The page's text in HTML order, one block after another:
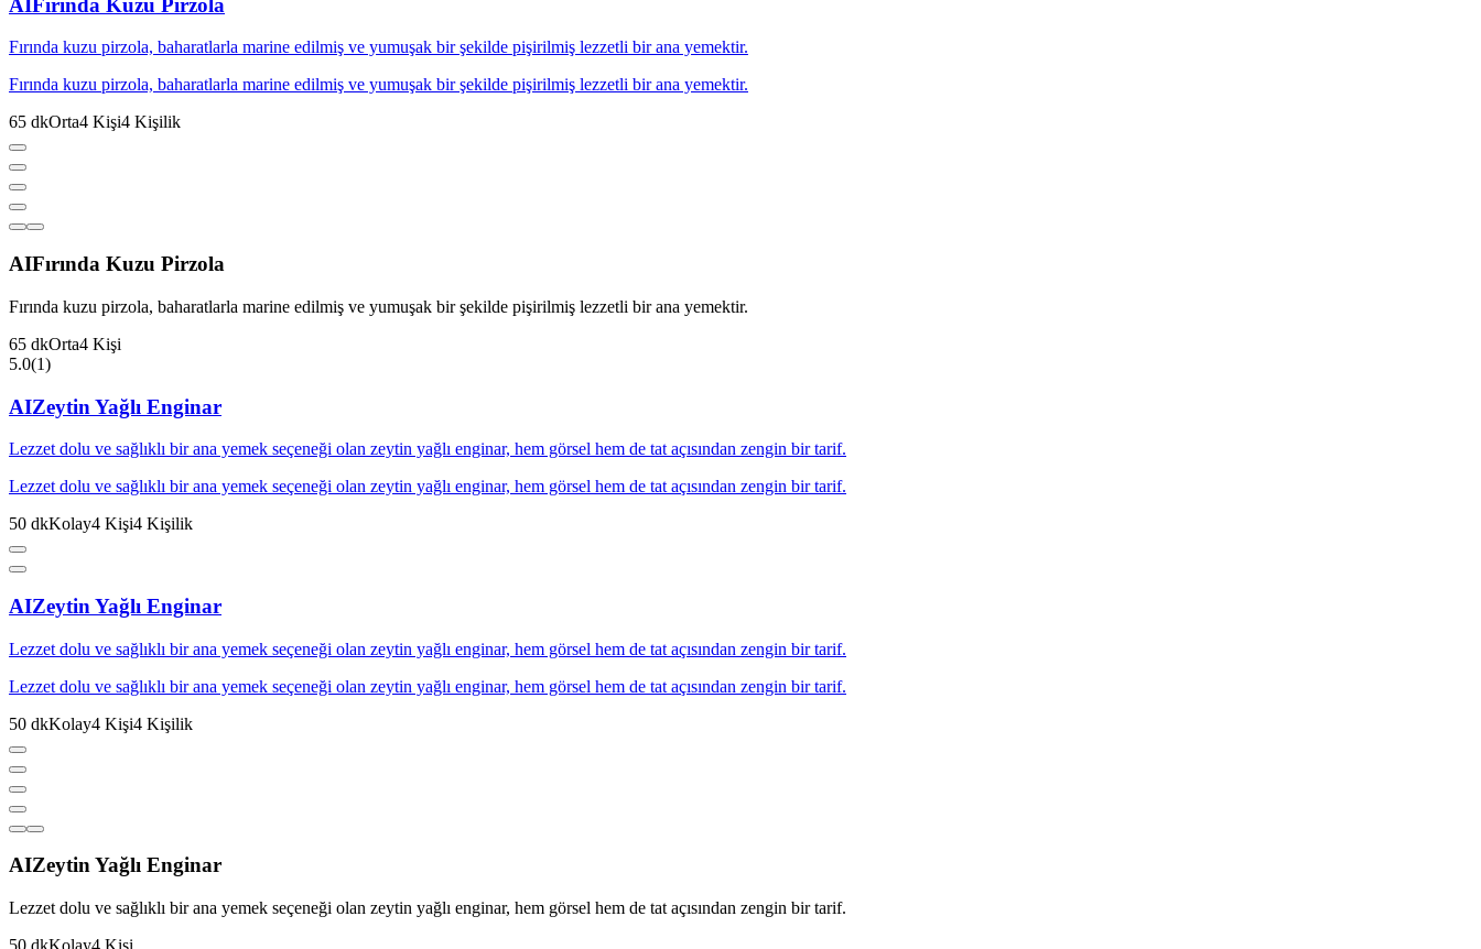
Fırında kuzu pirzola, baharatlarla marine edilmiş ve yumuşak bir şekilde pişirilmiş lezzetli bir ana yemektir.
Fırında kuzu pirzola, baharatlarla marine edilmiş ve yumuşak bir şekilde pişirilmiş lezzetli bir ana yemektir.
65 dkOrta4 Kişi4 Kişilik
AIFırında Kuzu Pirzola
Fırında kuzu pirzola, baharatlarla marine edilmiş ve yumuşak bir şekilde pişirilmiş lezzetli bir ana yemektir.
65 dkOrta4 Kişi
5.0(1)
AIZeytin Yağlı Enginar
Lezzet dolu ve sağlıklı bir ana yemek seçeneği olan zeytin yağlı enginar, hem görsel hem de tat açısından zengin bir tarif.
Lezzet dolu ve sağlıklı bir ana yemek seçeneği olan zeytin yağlı enginar, hem görsel hem de tat açısından zengin bir tarif.
50 dkKolay4 Kişi4 Kişilik
AIZeytin Yağlı Enginar
Lezzet dolu ve sağlıklı bir ana yemek seçeneği olan zeytin yağlı enginar, hem görsel hem de tat açısından zengin bir tarif.
Lezzet dolu ve sağlıklı bir ana yemek seçeneği olan zeytin yağlı enginar, hem görsel hem de tat açısından zengin bir tarif.
50 dkKolay4 Kişi4 Kişilik
AIZeytin Yağlı Enginar
Lezzet dolu ve sağlıklı bir ana yemek seçeneği olan zeytin yağlı enginar, hem görsel hem de tat açısından zengin bir tarif.
50 dkKolay4 Kişi